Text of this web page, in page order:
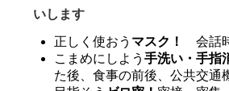
いします
正しく使おう マスク！
会話
こまめにしよう手洗い・手指
た後、食事の前後、公共交通